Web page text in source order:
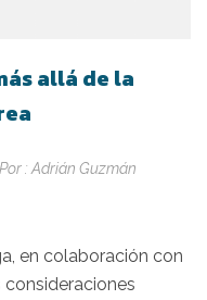
allá de la
Por : Adrián Guzmán
en colaboración con